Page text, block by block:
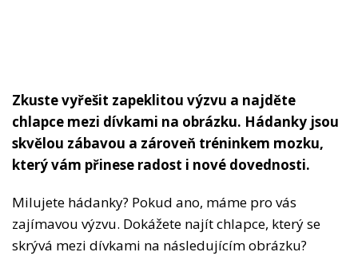
Zkuste vyřešit zapeklitou výzvu a najděte
chlapce mezi dívkami na obrázku. Hádanky jsou
skvělou zábavou a zároveň tréninkem mozku,
který vám přinese radost i nové dovednosti.
Milujete hádanky? Pokud ano, máme pro vás
zajímavou výzvu. Dokážete najít chlapce, který se
skrývá mezi dívkami na následujícím obrázku?